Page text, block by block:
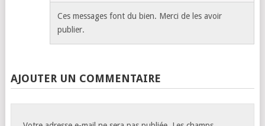
Ces messages font du bien. Merci de les avoir
publier.
AJOUTER UN COMMENTAIRE